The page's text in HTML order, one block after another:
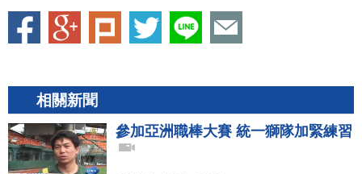
相關新聞
參加亞洲職棒大賽 統一獅隊加緊練習